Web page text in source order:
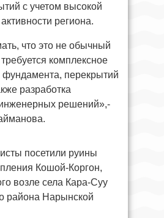
с учетом высокой
региона.
что это не обычный
комплексное
фундамента, перекрытий
разработка
решений»,-
посетили руины
Кошой-Коргон,
возле села Кара-Суу
района Нарынской